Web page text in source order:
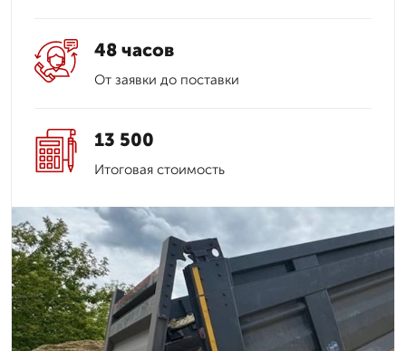
48 часов
От заявки до поставки
13 500
Итоговая стоимость